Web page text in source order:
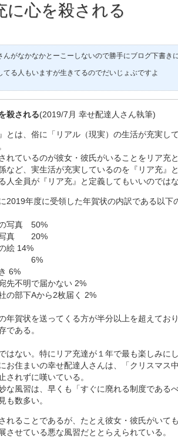
に心を殺される
る人もいますが生きてるのでだいじょぶですよ
殺される(2019/7月 幸せ配達人さん執筆)
とは、俗に「リアル（現実）の生活が充実し
れているのが彼女・彼氏がいることをリア充
など、実生活が充実しているのを『リア充』
人全員が『リア充』と定義してもいいのでは
2019年度に受領した年賀状の内訳である以下
写真 50%
写真 20%
絵 14%
像 6%
6%
先不明で届かない 2%
の部下Aから2枚届く 2%
年賀状を送ってくる方が半分以上を超えてお
である。
はない。特にリア充達が１年で最も楽しみに
お住まいの幸せ配達人さんは、「クリスマス
されずに嘆いている。
な風習は、早くも「すぐに廃れる制度である
も数多い。
れることであるが、たとえ彼女・彼氏がいて
させている悪な風習だととらえられている。